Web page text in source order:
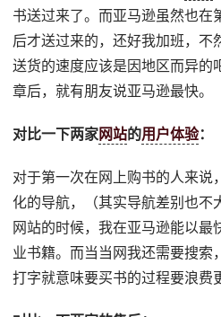
书送过来了。而亚马逊虽然也在
后才送过来的，还好我加班，不
送货的速度应该是因地区而异的
章后，就有朋友说亚马逊最快。
对比一下两家网站的用户体验：
对于第一次在网上购书的人来说
化的导航，（其实导航差别也不
网站的时候，我在亚马逊能以最
业书籍。而当当网我还需要搜索
打字就意味要买书的过程要浪费